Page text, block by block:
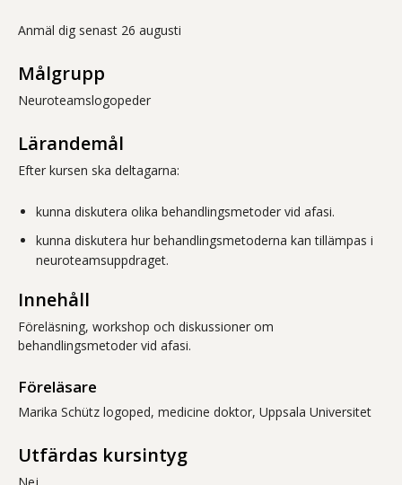
Anmäl dig senast 26 augusti
Målgrupp
Neuroteamslogopeder
Lärandemål
Efter kursen ska deltagarna:
kunna diskutera olika behandlingsmetoder vid afasi.
kunna diskutera hur behandlingsmetoderna kan tillämpas i
neuroteamsuppdraget.
Innehåll
Föreläsning, workshop och diskussioner om
behandlingsmetoder vid afasi.
Föreläsare
Marika Schütz logoped, medicine doktor, Uppsala Universitet
Utfärdas kursintyg